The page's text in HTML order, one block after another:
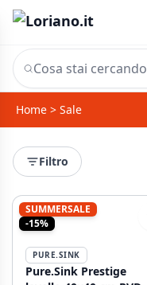
Home > Sale
Filtro
SUMMERSALE
-15%
PURE.SINK
Pure.Sink Prestige